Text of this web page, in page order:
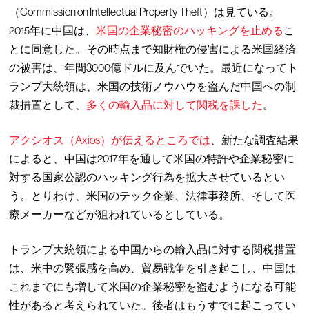
（Commission on Intellectual Property Theft）は見ている。
2015年に中国は、米国の企業秘密のハッキングを止める こ
とに同意した。その時点まで知財権の侵害による米国経済
の被害は、年間3000億ドルに及んでいた。最近になってト
ランプ大統領は、米国の技術ノウハウを盗んだ中国への制
裁措置として、 多くの輸入品に対して関税を課した 。
アクシオス（Axios）が伝えるところでは 、新たな調査結果
によると、中国は2017年を通して米国の特許や企業秘密に
対する国家公認のハッキング行為を拡大させているとい
う。とりわけ、米国のテック企業、法律事務所、そして医
療メーカーなどが狙われているとしている。
トランプ大統領による中国からの輸入品に対する関税措置
は、米中の緊張感を高め、貿易戦争を引き起こし、中国は
これまでにも増して米国の企業秘密を盗むようになる可能
性があると考えられていた。後者はもうすでに起こってい